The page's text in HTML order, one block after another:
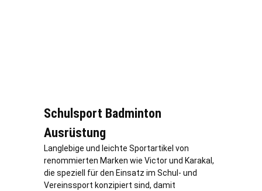
Schulsport Badminton
Ausrüstung
Langlebige und leichte Sportartikel von
renommierten Marken wie Victor und Karakal,
die speziell für den Einsatz im Schul- und
Vereinssport konzipiert sind, damit